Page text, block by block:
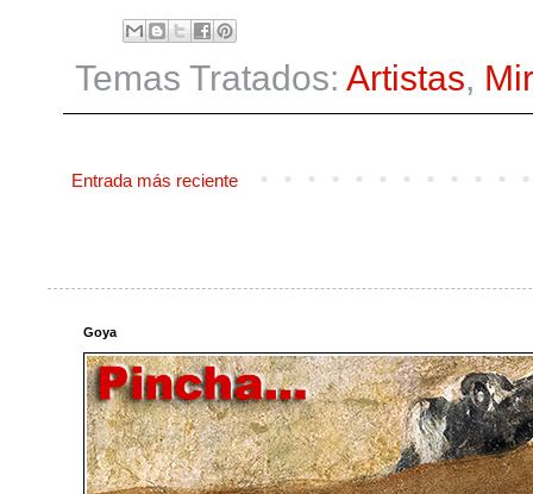
Temas Tratados: Artistas,
Entrada más reciente
Goya